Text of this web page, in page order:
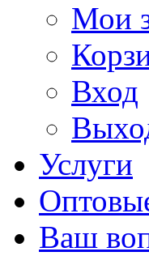
Мои
Вход
Услуги
Ваш